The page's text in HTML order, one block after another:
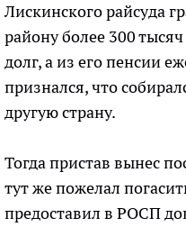
Лискинского райсуда
району более 300
долг, а из его пенсии
признался, что
другую страну.
Тогда пристав вынес
тут же пожелал
предоставил в РОСП